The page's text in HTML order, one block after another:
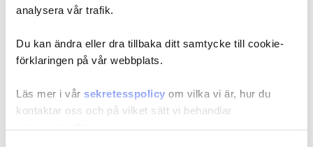
analysera vår trafik.
Du kan ändra eller dra tillbaka ditt samtycke till cookie-
förklaringen på vår webbplats.
Läs mer i vår sekretesspolicy om vilka vi är, hur du
kontaktar oss och på vilket sätt vi behandlar
Underlagsrapporterna som publiceras i dag:
- Brottsförebyggande rådet, ”Migration och brott -
Underlagsrapport till Konjunkturinstitutet”
skolan”
- Kommerskollegium, ”Migrationens effekter på